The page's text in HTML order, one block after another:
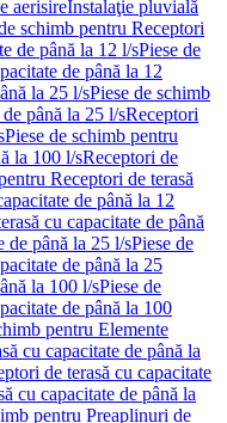
aerisireInstalaţie pluvială
schimb pentru Receptori
de până la 12 l/sPiese de
de până la 12
la 25 l/sPiese de schimb
până la 25 l/sReceptori
Piese de schimb pentru
la 100 l/sReceptori de
Receptori de terasă
de până la 12
cu capacitate de până
de până la 25 l/sPiese de
de până la 25
la 100 l/sPiese de
de până la 100
pentru Elemente
cu capacitate de până la
de terasă cu capacitate
cu capacitate de până la
pentru Preaplinuri de